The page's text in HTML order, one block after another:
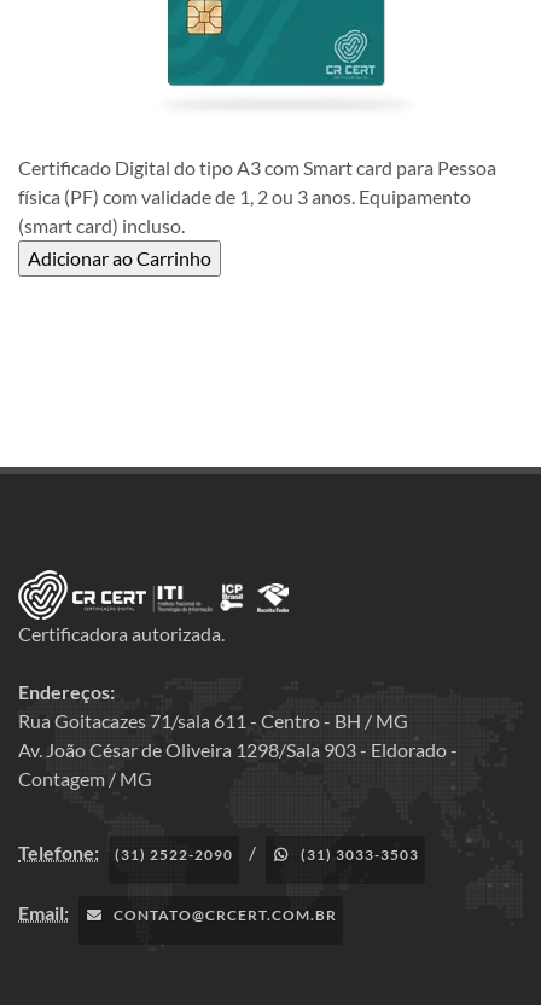
Certificado Digital do tipo A3 com Smart card para Pessoa
física (PF) com validade de 1, 2 ou 3 anos. Equipamento
(smart card) incluso.
Certificadora autorizada.
Endereços:
Rua Goitacazes 71/sala 611 - Centro - BH / MG
Av. João César de Oliveira 1298/Sala 903 - Eldorado -
Contagem / MG
Telefone: (31) 2522-2090 / (31) 3033-3503
Email: CONTATO@CRCERT.COM.BR